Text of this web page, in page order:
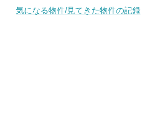
気になる物件/見てきた物件の記録